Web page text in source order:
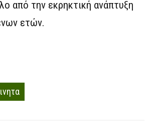
από την εκρηκτική ανάπτυξη
ετών.